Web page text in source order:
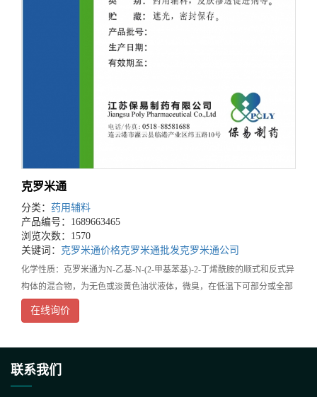
克罗米通
分类： 药用辅料
产品编号：1689663465
浏览次数：1570
关键词： 克罗米通价格克罗米通批发克罗米通公司
化学性质：克罗米通为N-乙基-N-(2-甲基苯基)-2-丁烯酰胺的顺式和反式异
构体的混合物，为无色或淡黄色油状液体，微臭，在低温下可部分或全部
固化，在乙醇或乙醚中极易溶解，在水中微溶。用途：溶剂、促渗透剂特
点：符合中国药典
在线询价
联系我们